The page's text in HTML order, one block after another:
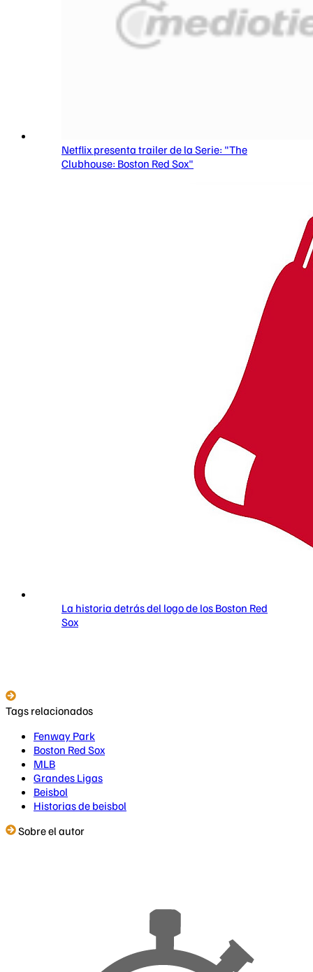
Netflix presenta trailer de la Serie: "The
Clubhouse: Boston Red Sox"
La historia detrás del logo de los Boston Red
Sox
Tags relacionados
Fenway Park
Boston Red Sox
MLB
Grandes Ligas
Beisbol
Historias de beisbol
Sobre el autor